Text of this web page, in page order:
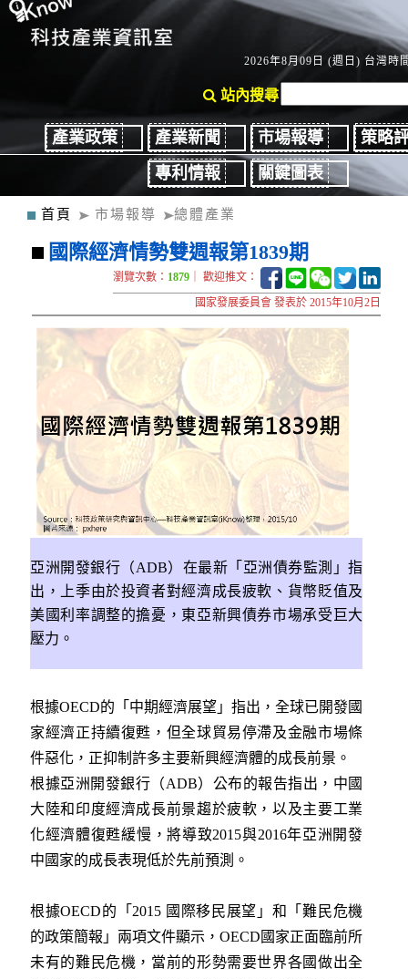
2026年8月09日 (週日) 台灣時
站內搜尋
產業政策 產業新聞 市場報導
策略
專利情報
關鍵圖表
首頁 市場報導 總體產業
國際經濟情勢雙週報第1839期
瀏覽次數： 1879 ｜ 歡迎推文：
國家發展委員會 發表於 2015年10月2日
亞洲開發銀行（ADB）在最新「亞洲債券監測」指
出，上季由於投資者對經濟成長疲軟、貨幣貶值及
美國利率調整的擔憂，東亞新興債券市場承受巨大
壓力。
根據OECD的「中期經濟展望」指出，全球已開發國
家經濟正持續復甦，但全球貿易停滯及金融市場條
件惡化，正抑制許多主要新興經濟體的成長前景。
根據亞洲開發銀行（ADB）公布的報告指出，中國
大陸和印度經濟成長前景趨於疲軟，以及主要工業
化經濟體復甦緩慢，將導致2015與2016年亞洲開發
中國家的成長表現低於先前預測。
根據OECD的「2015 國際移民展望」和「難民危機
的政策簡報」兩項文件顯示，OECD國家正面臨前所
未有的難民危機，當前的形勢需要世界各國做出全